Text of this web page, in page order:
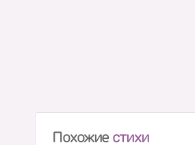
Похожие стихи